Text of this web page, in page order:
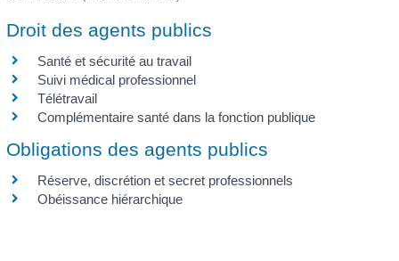
Droit des agents publics
Santé et sécurité au travail
Suivi médical professionnel
Télétravail
Complémentaire santé dans la fonction publique
Obligations des agents publics
Réserve, discrétion et secret professionnels
Obéissance hiérarchique